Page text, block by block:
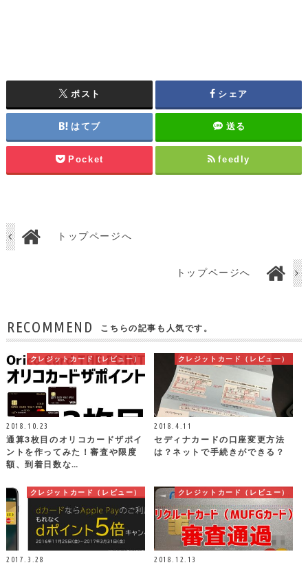
ポスト シェア
はてブ 送る
Pocket feedly
トップページへ
トップページへ
RECOMMEND こちらの記事も人気です。
クレジットカード（レビュー）
2018.10.23
通算3枚目のオリコカードザポイ
ントを作ってみた！審査や限度
額、到着日数な…
クレジットカード（レビュー）
2018.4.11
セディナカードの口座変更方法
は？ネットで手続きができる？
クレジットカード（レビュー）
2017.3.28
クレジットカード（レビュー）
2018.12.13